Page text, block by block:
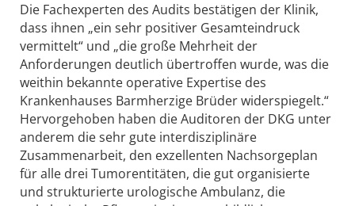
Die Fachexperten des Audits bestätigen der Klinik,
dass ihnen „ein sehr positiver Gesamteindruck
vermittelt“ und „die große Mehrheit der
Anforderungen deutlich übertroffen wurde, was die
weithin bekannte operative Expertise des
Krankenhauses Barmherzige Brüder widerspiegelt.“
Hervorgehoben haben die Auditoren der DKG unter
anderem die sehr gute interdisziplinäre
Zusammenarbeit, den exzellenten Nachsorgeplan
für alle drei Tumorentitäten, die gut organisierte
und strukturierte urologische Ambulanz, die